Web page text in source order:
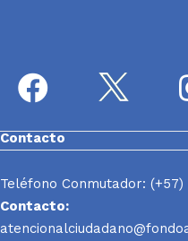
Contacto
Teléfono Conmutador: (+57)
Contacto: